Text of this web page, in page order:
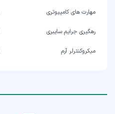
مهارت های کامپیوتری
رهگیری جرایم سایبری
میکروکنترلر آرم